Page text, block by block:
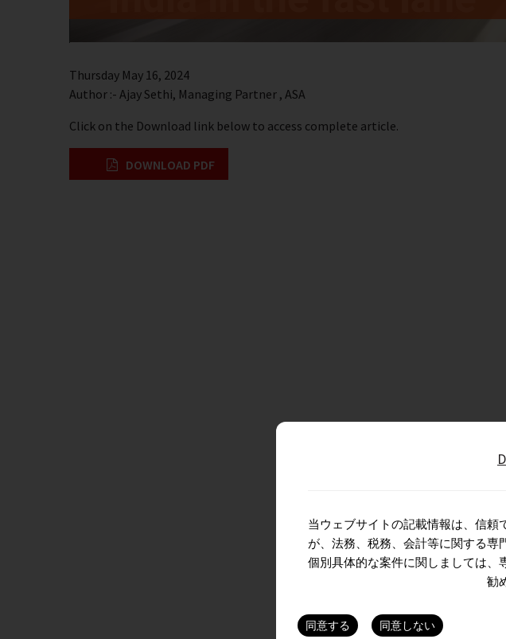
Thursday May 16, 2024
Author :- Ajay Sethi, Managing Partner , ASA
Click on the Download link below to access complete article.
DOWNLOAD PDF
当ウェブサイトの記載情報は、信頼
が、法務、税務、会計等に関する専
個別具体的な案件に関しましては、
勧